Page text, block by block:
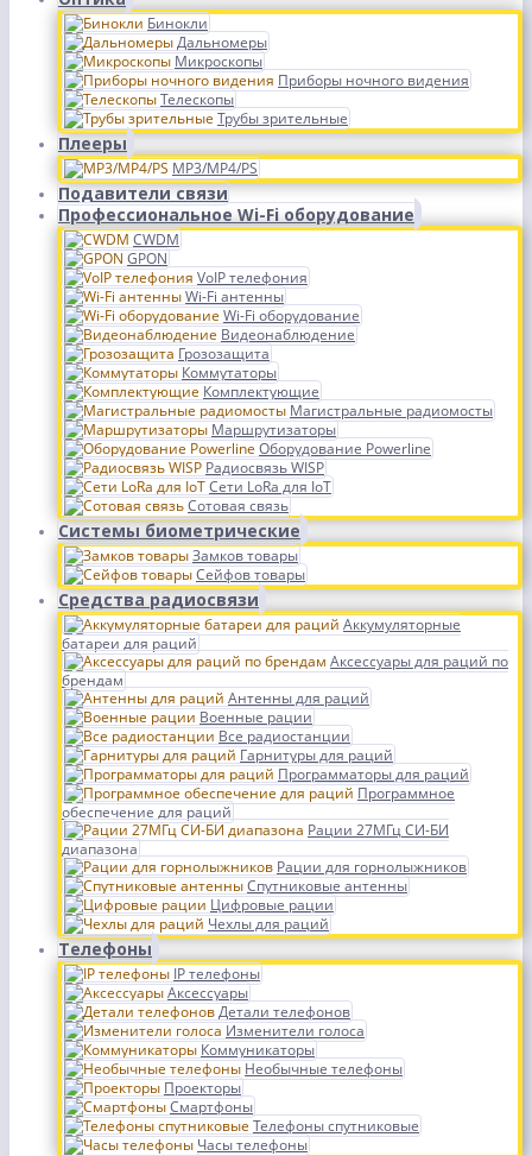
Бинокли
Дальномеры
Микроскопы
Приборы ночного видения
Телескопы
Трубы зрительные
Плееры
MP3/MP4/PS
Подавители связи
Профессиональное Wi-Fi оборудование
CWDM
GPON
VoIP телефония
Wi-Fi антенны
Wi-Fi оборудование
Видеонаблюдение
Грозозащита
Коммутаторы
Комплектующие
Магистральные радиомосты
Маршрутизаторы
Оборудование Powerline
Радиосвязь WISP
Сети LoRa для IoT
Сотовая связь
Системы биометрические
Замков товары
Сейфов товары
Средства радиосвязи
Аккумуляторные
батареи для раций
Аксессуары для раций по
брендам
Антенны для раций
Военные рации
Все радиостанции
Гарнитуры для раций
Программаторы для раций
Программное
обеспечение для раций
Рации 27МГц СИ-БИ
диапазона
Рации для горнолыжников
Спутниковые антенны
Цифровые рации
Чехлы для раций
Телефоны
IP телефоны
Аксессуары
Детали телефонов
Изменители голоса
Коммуникаторы
Необычные телефоны
Проекторы
Смартфоны
Телефоны спутниковые
Часы телефоны